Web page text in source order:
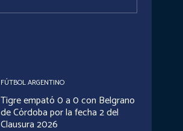
FÚTBOL ARGENTINO
Tigre empató 0 a 0 con Belgrano
de Córdoba por la fecha 2 del
Clausura 2026